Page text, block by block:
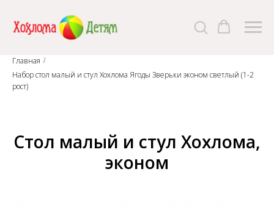
Главная /
Набор стол малый и стул Хохлома Ягоды Зверьки эконом светлый (1-2
рост)
Стол малый и стул Хохлома,
эконом